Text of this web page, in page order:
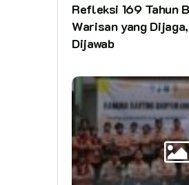
Refleksi 169 Tahun
Warisan yang
Dijawab